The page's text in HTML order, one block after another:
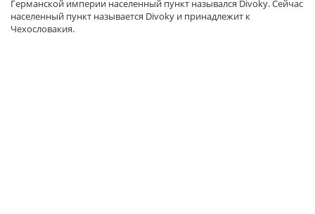
Германской империи населенный пункт назывался Divoky. Сейчас
населенный пункт называется Divoky и принадлежит к
Чехословакия.